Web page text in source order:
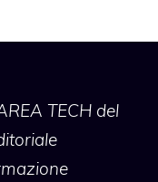
TECH del